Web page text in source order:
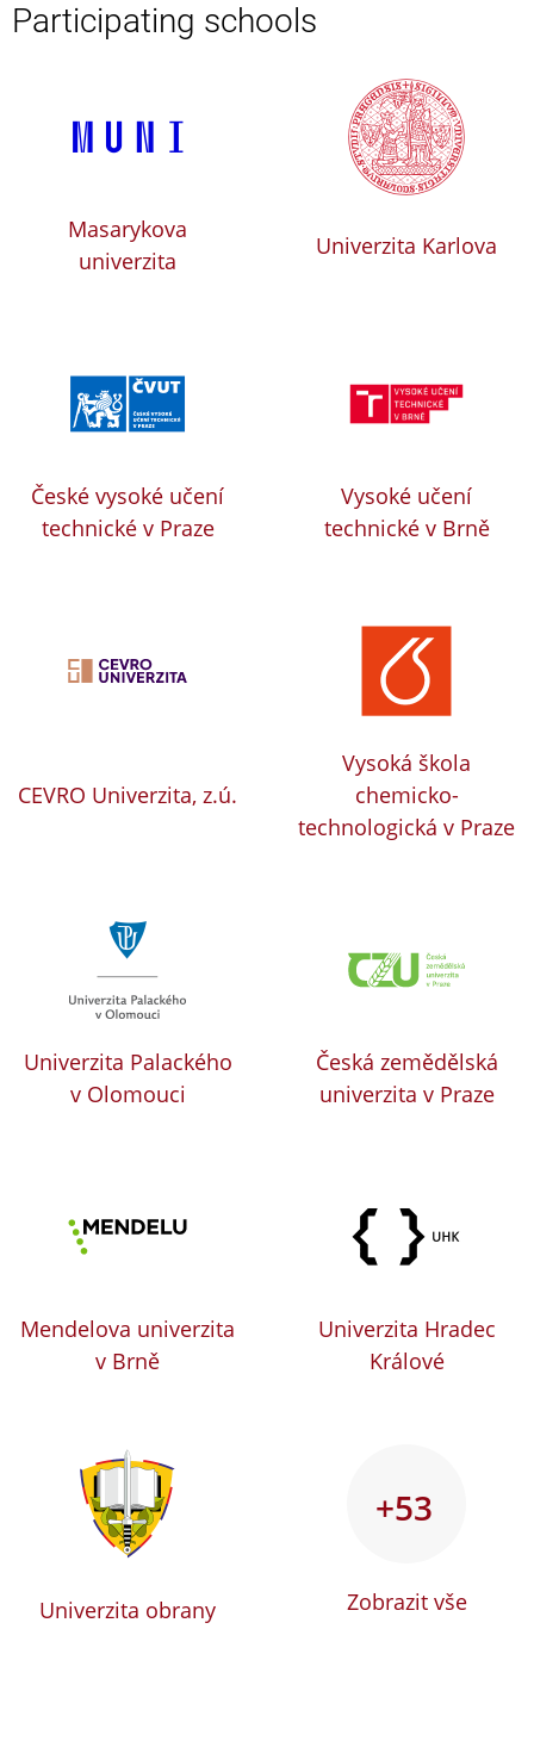
Participating schools
Masarykova
univerzita
Univerzita Karlova
České vysoké učení
technické v Praze
Vysoké učení
technické v Brně
CEVRO Univerzita, z.ú.
Vysoká škola
chemicko-
technologická v Praze
Univerzita Palackého
v Olomouci
Česká zemědělská
univerzita v Praze
Mendelova univerzita
v Brně
Univerzita Hradec
Králové
Univerzita obrany
+53
Zobrazit vše